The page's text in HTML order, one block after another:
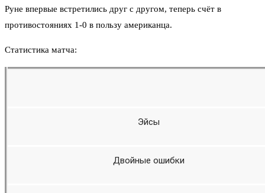
Руне впервые встретились друг с другом, теперь счёт в
противостояниях 1-0 в пользу американца.
Статистика матча:
Эйсы
Двойные ошибки